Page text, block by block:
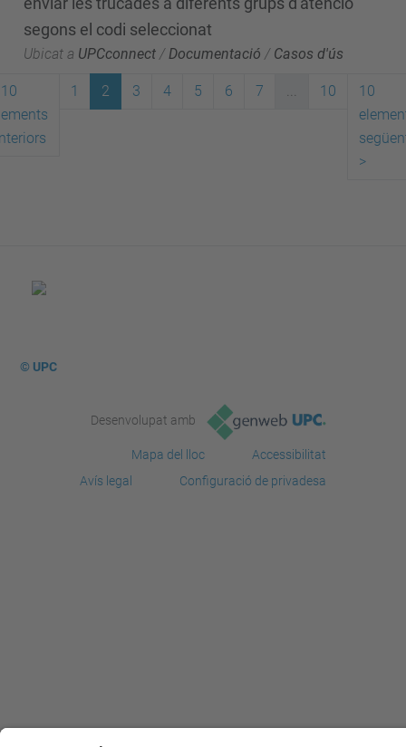
segons el codi seleccionat
Ubicat a UPCconnect /Documentació / Casos d'ús
10
1 2 3 4 5 6 7 ... 10
10
>
© UPC
Desenvolupat amb
Mapa del lloc
Accessibilitat
Avís legal
Configuració de privadesa